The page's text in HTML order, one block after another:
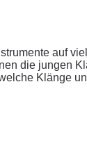
auf
die jungen
Klänge